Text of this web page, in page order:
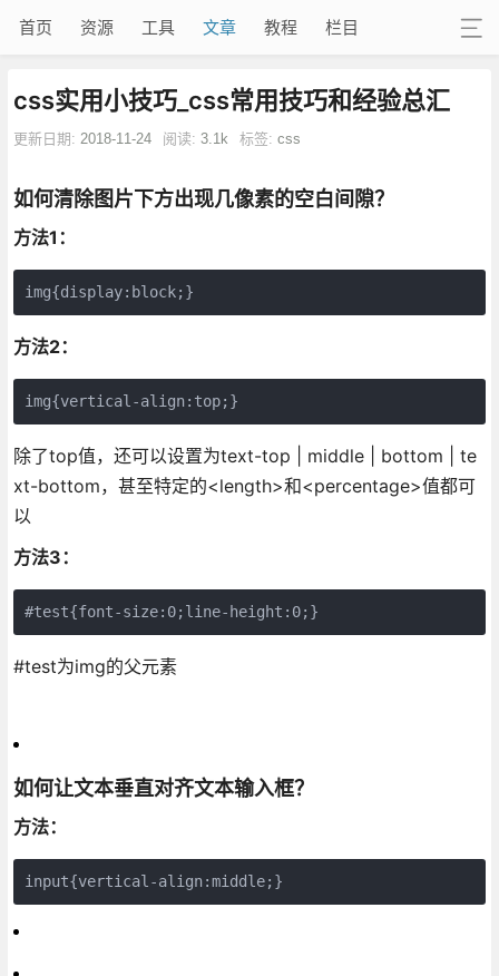
首页 资源 工具 文章 教程 栏目
css实用小技巧_css常用技巧和经验总汇
更新日期: 2018-11-24 阅读: 3.1k 标签: css
如何清除图片下方出现几像素的空白间隙？
方法1：
img{display:block;}
方法2：
img{vertical-align:top;}
除了top值，还可以设置为text-top | middle | bottom | te
xt-bottom，甚至特定的<length>和<percentage>值都可
以
方法3：
#test{font-size:0;line-height:0;}
#test为img的父元素
如何让文本垂直对齐文本输入框？
方法：
input{vertical-align:middle;}